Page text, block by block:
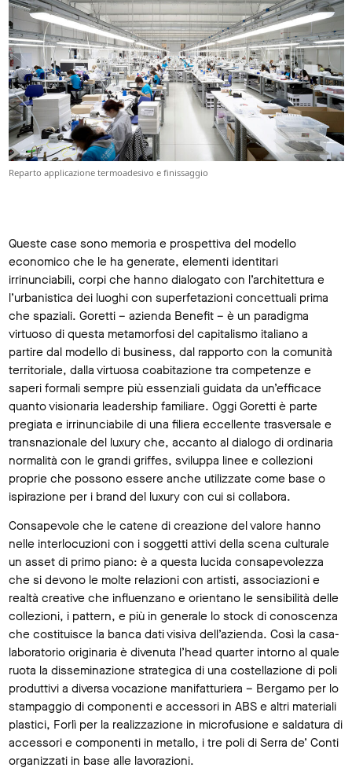
Reparto applicazione termoadesivo e finissaggio
Queste case sono memoria e prospettiva del modello
economico che le ha generate, elementi identitari
irrinunciabili, corpi che hanno dialogato con l’architettura e
l’urbanistica dei luoghi con superfetazioni concettuali prima
che spaziali. Goretti – azienda Benefit – è un paradigma
virtuoso di questa metamorfosi del capitalismo italiano a
partire dal modello di business, dal rapporto con la comunità
territoriale, dalla virtuosa coabitazione tra competenze e
saperi formali sempre più essenziali guidata da un’efficace
quanto visionaria leadership familiare. Oggi Goretti è parte
pregiata e irrinunciabile di una filiera eccellente trasversale e
transnazionale del luxury che, accanto al dialogo di ordinaria
normalità con le grandi griffes, sviluppa linee e collezioni
proprie che possono essere anche utilizzate come base o
ispirazione per i brand del luxury con cui si collabora.
Consapevole che le catene di creazione del valore hanno
nelle interlocuzioni con i soggetti attivi della scena culturale
un asset di primo piano: è a questa lucida consapevolezza
che si devono le molte relazioni con artisti, associazioni e
realtà creative che influenzano e orientano le sensibilità delle
collezioni, i pattern, e più in generale lo stock di conoscenza
che costituisce la banca dati visiva dell’azienda. Così la casa-
laboratorio originaria è divenuta l’head quarter intorno al quale
ruota la disseminazione strategica di una costellazione di poli
produttivi a diversa vocazione manifatturiera – Bergamo per lo
stampaggio di componenti e accessori in ABS e altri materiali
plastici, Forlì per la realizzazione in microfusione e saldatura di
accessori e componenti in metallo, i tre poli di Serra de’ Conti
organizzati in base alle lavorazioni.